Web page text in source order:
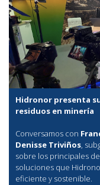
Hidronor presenta
residuos en minería
Conversamos con
Denisse Triviños,
sobre los principales
soluciones que
eficiente y sostenible.